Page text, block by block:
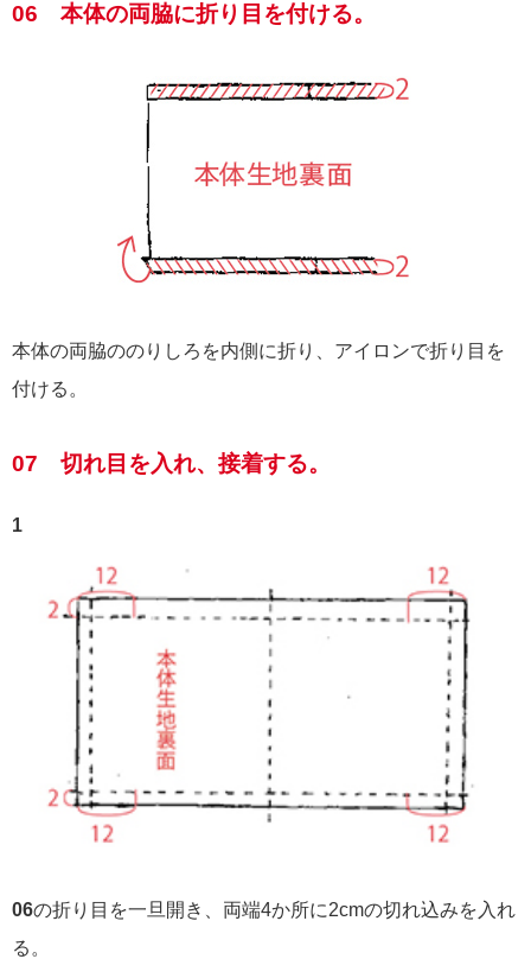
06 本体の両脇に折り目を付ける。
本体の両脇ののりしろを内側に折り、アイロンで折り目を
付ける。
07 切れ目を入れ、接着する。
1
06の折り目を一旦開き、両端4か所に2cmの切れ込みを入れ
る。